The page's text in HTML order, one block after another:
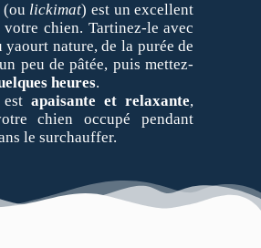
(ou lickimat) est un excellent
chien. Tartinez-le avec
nature, de la purée de
peu de pâtée, puis mettez-
heures.
apaisante et relaxante,
chien occupé pendant
le surchauffer.